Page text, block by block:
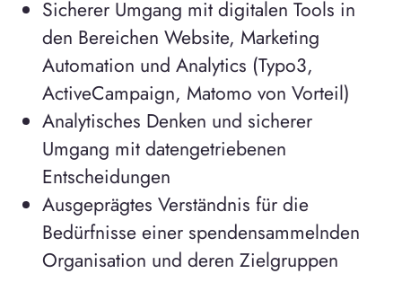
Sicherer Umgang mit digitalen Tools in
den Bereichen Website, Marketing
Automation und Analytics (Typo3,
ActiveCampaign, Matomo von Vorteil)
Analytisches Denken und sicherer
Umgang mit datengetriebenen
Entscheidungen
Ausgeprägtes Verständnis für die
Bedürfnisse einer spendensammelnden
Organisation und deren Zielgruppen